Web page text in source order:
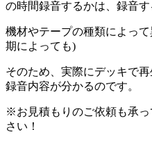
の時間録音するかは、録音
機材やテープの種類によっ
期によっても)
そのため、実際にデッキで
録音内容が分かるのです。
※お見積もりのご依頼も承
さい！